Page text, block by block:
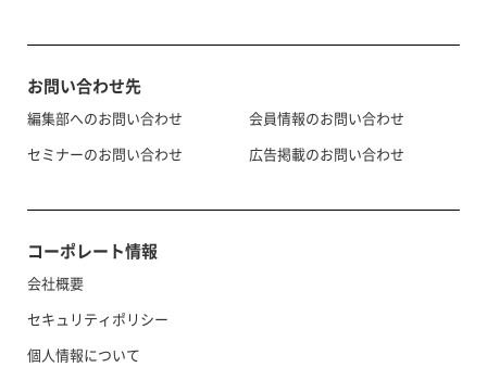
お問い合わせ先
編集部へのお問い合わせ
セミナーのお問い合わせ
会員情報のお問い合わせ
広告掲載のお問い合わせ
コーポレート情報
会社概要
セキュリティポリシー
個人情報について